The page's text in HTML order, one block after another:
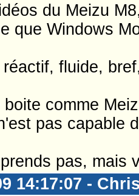
du Meizu
que Windows
fluide,
boite comme
pas capable
pas, mais
14:17:07 -